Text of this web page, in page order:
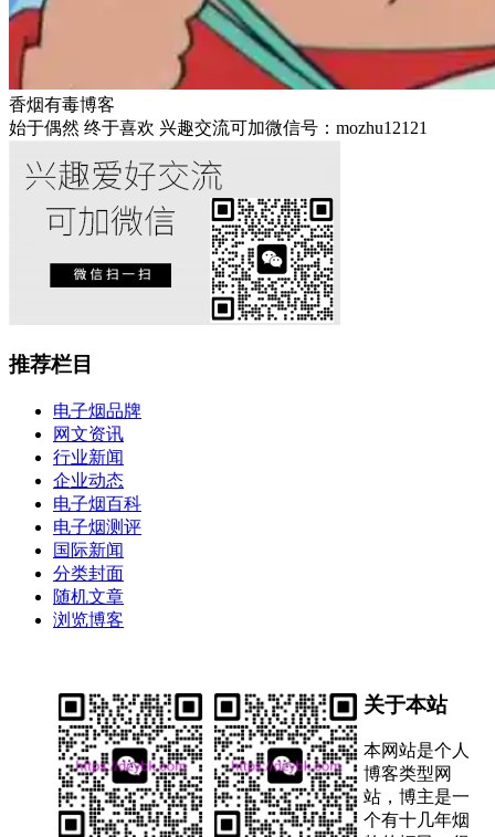
香烟有毒博客
始于偶然 终于喜欢 兴趣交流可加微信号：mozhu12121
推荐栏目
电子烟品牌
网文资讯
行业新闻
企业动态
电子烟百科
电子烟测评
国际新闻
分类封面
随机文章
浏览博客
关于本站
本网站是个人
博客类型网
站，博主是一
个有十几年烟